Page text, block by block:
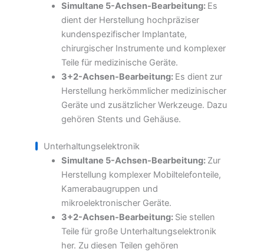
Simultane 5-Achsen-Bearbeitung: Es
dient der Herstellung hochpräziser
kundenspezifischer Implantate,
chirurgischer Instrumente und komplexer
Teile für medizinische Geräte.
3+2-Achsen-Bearbeitung: Es dient zur
Herstellung herkömmlicher medizinischer
Geräte und zusätzlicher Werkzeuge. Dazu
gehören Stents und Gehäuse.
Unterhaltungselektronik
Simultane 5-Achsen-Bearbeitung: Zur
Herstellung komplexer Mobiltelefonteile,
Kamerabaugruppen und
mikroelektronischer Geräte.
3+2-Achsen-Bearbeitung: Sie stellen
Teile für große Unterhaltungselektronik
her. Zu diesen Teilen gehören